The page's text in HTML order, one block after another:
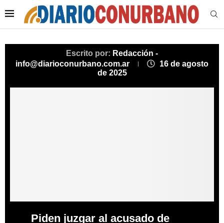
Escrito por: Redacción -
info@diarioconurbano.com.ar
16 de agosto
de 2025
Piden juzgar al acusado de